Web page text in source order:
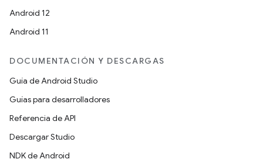
Android 12
Android 11
DOCUMENTACIÓN Y DESCARGAS
Guía de Android Studio
Guías para desarrolladores
Referencia de API
Descargar Studio
NDK de Android